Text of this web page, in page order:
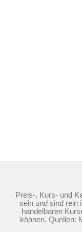
Preis-, Kurs- und
sein und sind rein
handelbaren
können. Quellen: